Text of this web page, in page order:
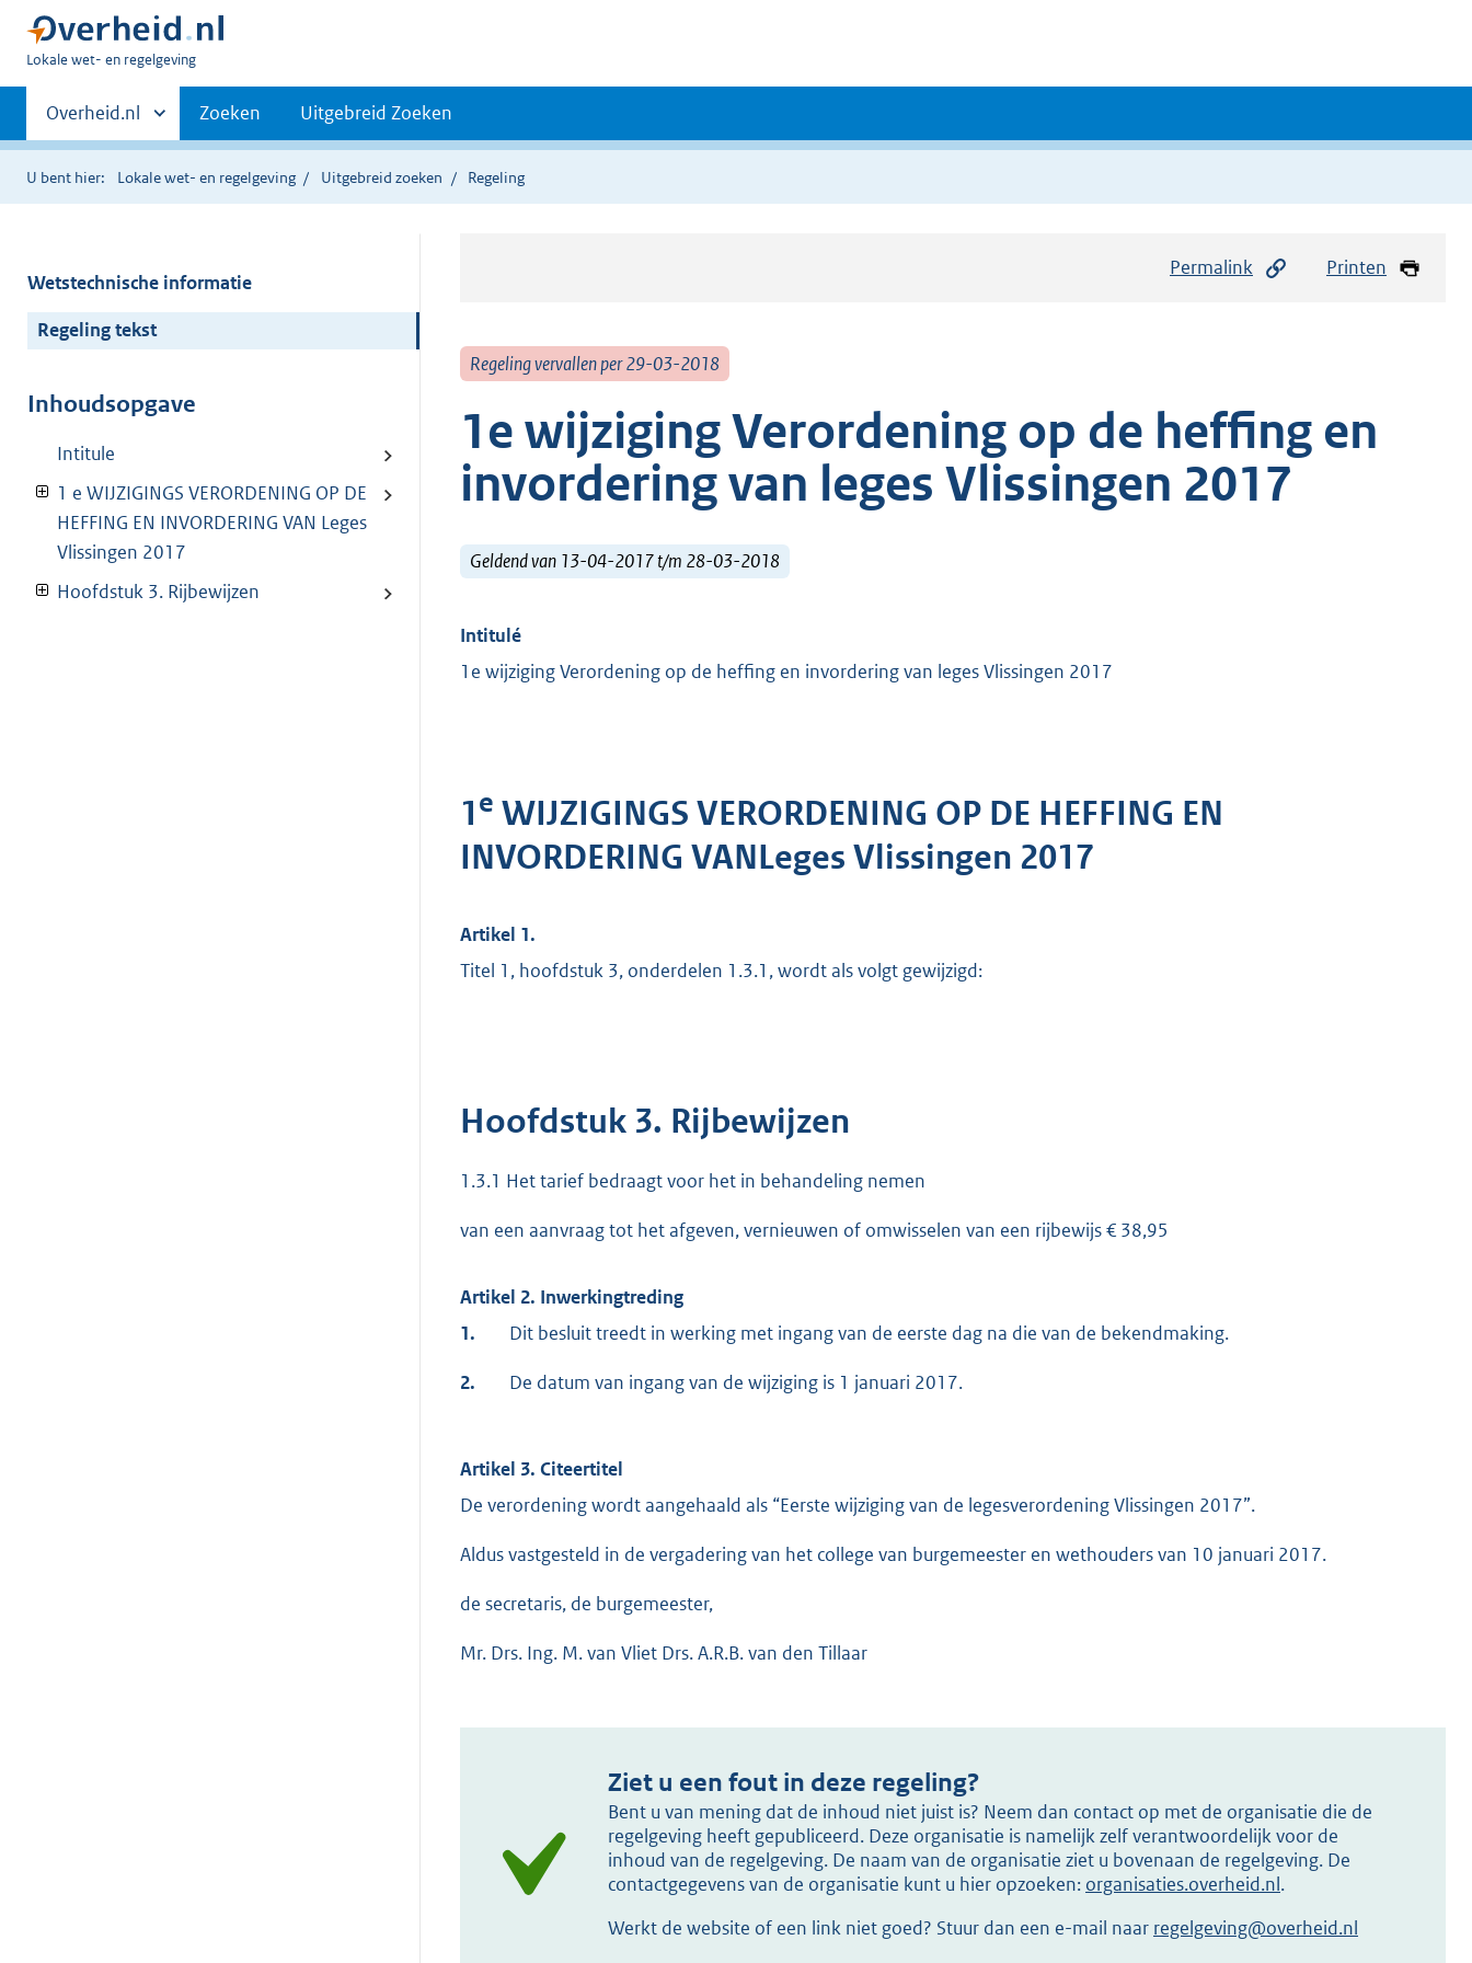
U
hier:
Lokale wet- en regelgeving
Primaire
navigatie
Andere
sites
binnen
Overheid.nl Zoeken Uitgebreid Zoeken
U bent hier: Lokale wet- en regelgeving Uitgebreid zoeken Regeling
Wetstechnische informatie
Regeling tekst
Inhoudsopgave
Intitule
1 e WIJZIGINGS VERORDENING OP DE
HEFFING EN INVORDERING VAN Leges
Vlissingen 2017
Hoofdstuk 3. Rijbewijzen
Permalink Printen
Regeling vervallen per 29-03-2018
1e wijziging Verordening op de heffing en
invordering van leges Vlissingen 2017
Geldend van 13-04-2017 t/m 28-03-2018
Intitulé
1e wijziging Verordening op de heffing en invordering van leges Vlissingen 2017
1e WIJZIGINGS VERORDENING OP DE HEFFING EN
INVORDERING VANLeges Vlissingen 2017
Artikel 1.
Titel 1, hoofdstuk 3, onderdelen 1.3.1, wordt als volgt gewijzigd:
Hoofdstuk 3. Rijbewijzen
1.3.1 Het tarief bedraagt voor het in behandeling nemen
van een aanvraag tot het afgeven, vernieuwen of omwisselen van een rijbewijs € 38,95
Artikel 2. Inwerkingtreding
1.
Dit besluit treedt in werking met ingang van de eerste dag na die van de bekendmaking.
2. De datum van ingang van de wijziging is 1 januari 2017.
Artikel 3. Citeertitel
De verordening wordt aangehaald als “Eerste wijziging van de legesverordening Vlissingen 2017”.
Aldus vastgesteld in de vergadering van het college van burgemeester en wethouders van 10 januari 2017.
de secretaris, de burgemeester,
Mr. Drs. Ing. M. van Vliet Drs. A.R.B. van den Tillaar
Ziet u een fout in deze regeling?
Bent u van mening dat de inhoud niet juist is? Neem dan contact op met de organisatie die de
regelgeving heeft gepubliceerd. Deze organisatie is namelijk zelf verantwoordelijk voor de
inhoud van de regelgeving. De naam van de organisatie ziet u bovenaan de regelgeving. De
contactgegevens van de organisatie kunt u hier opzoeken: organisaties.overheid.nl.
Werkt de website of een link niet goed? Stuur dan een e-mail naar regelgeving@overheid.nl